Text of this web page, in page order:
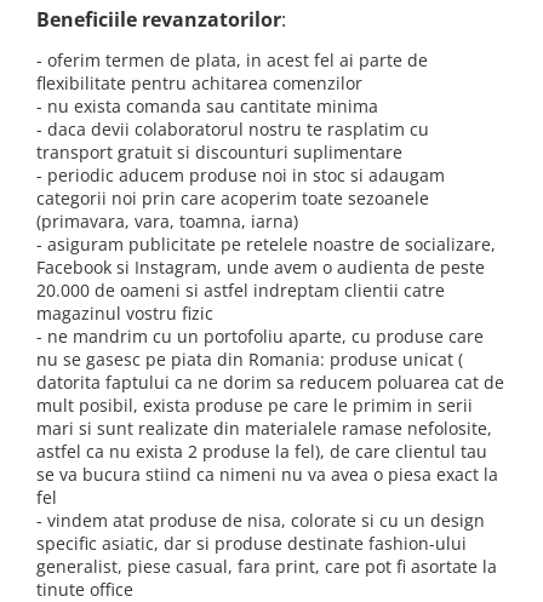
Beneficiile revanzatorilor:
- oferim termen de plata, in acest fel ai parte de
flexibilitate pentru achitarea comenzilor
- nu exista comanda sau cantitate minima
- daca devii colaboratorul nostru te rasplatim cu
transport gratuit si discounturi suplimentare
- periodic aducem produse noi in stoc si adaugam
categorii noi prin care acoperim toate sezoanele
(primavara, vara, toamna, iarna)
- asiguram publicitate pe retelele noastre de socializare,
Facebook si Instagram, unde avem o audienta de peste
20.000 de oameni si astfel indreptam clientii catre
magazinul vostru fizic
- ne mandrim cu un portofoliu aparte, cu produse care
nu se gasesc pe piata din Romania: produse unicat (
datorita faptului ca ne dorim sa reducem poluarea cat de
mult posibil, exista produse pe care le primim in serii
mari si sunt realizate din materialele ramase nefolosite,
astfel ca nu exista 2 produse la fel), de care clientul tau
se va bucura stiind ca nimeni nu va avea o piesa exact la
fel
- vindem atat produse de nisa, colorate si cu un design
specific asiatic, dar si produse destinate fashion-ului
generalist, piese casual, fara print, care pot fi asortate la
tinute office